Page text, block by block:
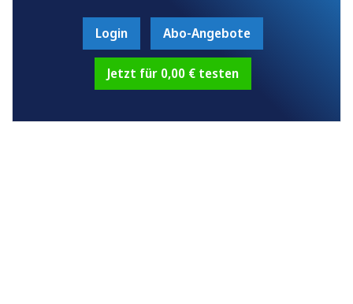
Login Abo-Angebote
Jetzt für 0,00 € testen